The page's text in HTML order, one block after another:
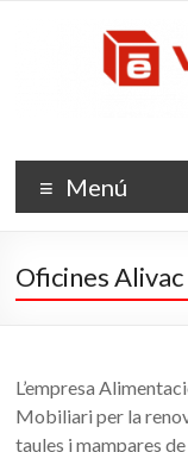
Vicent
Menú
Oficines Alivac
L’empresa
Mobiliari per la
taules i mampares